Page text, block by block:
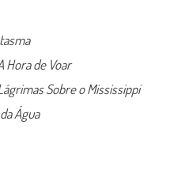
Hora de Voar
Sobre o Mississippi
Água